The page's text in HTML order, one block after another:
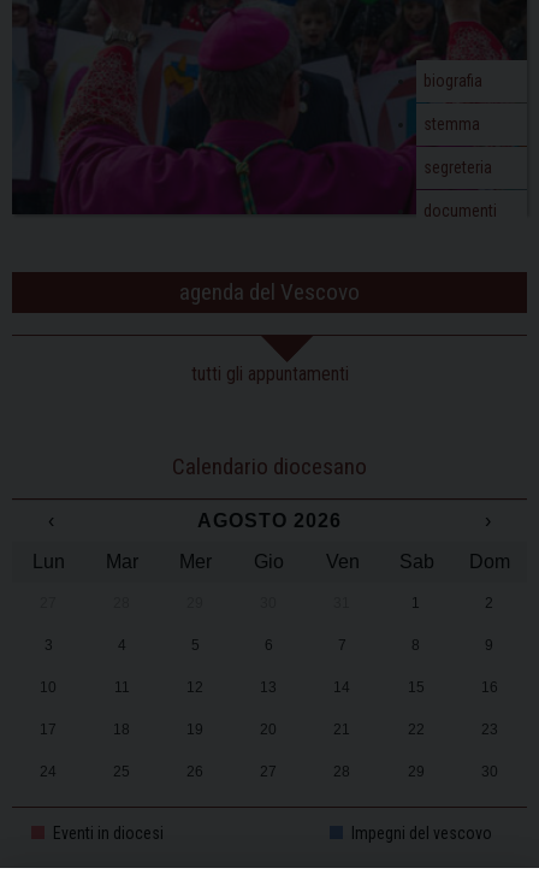
biografia
stemma
segreteria
documenti
agenda del Vescovo
tutti gli appuntamenti
Calendario diocesano
‹ AGOSTO 2026
›
Lun
Mar Mer Gio Ven Sab Dom
1 2
3 4 5 6 7 8 9
10 11 12 13 14 15 16
17 18 19 20 21 22 23
24 25 26 27 28 29 30
31 1 2 3 4 5 6
Eventi in diocesi Impegni del vescovo